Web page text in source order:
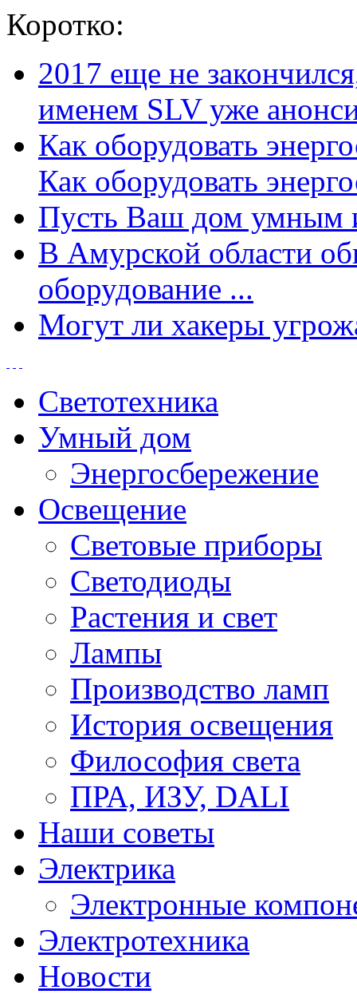
Коротко:
2017 еще не
именем SLV уже
Как оборудовать
Как оборудовать
Пусть Ваш дом умным
В Амурской области
оборудование ...
Могут ли хакеры
Светотехника
Умный дом
Энергосбережение
Освещение
Световые приборы
Светодиоды
Растения и свет
Лампы
Производство ламп
История освещения
Философия света
ПРА, ИЗУ, DALI
Наши советы
Электрика
Электронные
Электротехника
Новости